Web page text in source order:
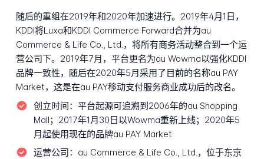
随后的重组在2019年和2020年加速进行。2019年4月1日，
KDDI将Luxa和KDDI Commerce Forward合并为au
Commerce & Life Co., Ltd.，将所有商务活动整合到一个运
营公司下。2019年7月，平台更名为au Wowma以强化KDDI
品牌一致性，随后在2020年5月采用了目前的名称au PAY
Market，这是在au PAY移动支付服务商业成功后的改名。
创立时间： 平台起源可追溯到2006年的au Shopping
Mall；2017年1月30日以Wowma重新上线；2020年5
月起使用现在的品牌au PAY Market
运营公司： au Commerce & Life Co., Ltd.，位于东京